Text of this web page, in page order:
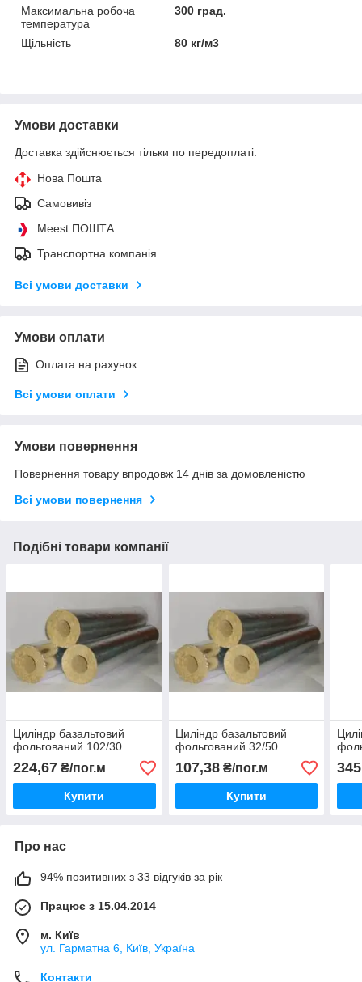
Максимальна робоча
температура
300 град.
Щільність 80 кг/м3
Умови доставки
Доставка здійснюється тільки по передоплаті.
Нова Пошта
Самовивіз
Meest ПОШТА
Транспортна компанія
Всі умови доставки
Умови оплати
Оплата на рахунок
Всі умови оплати
Умови повернення
Повернення товару впродовж 14 днів за домовленістю
Всі умови повернення
Подібні товари компанії
Циліндр базальтовий
фольгований 102/30
224,67 ₴/пог.м
Купити
Циліндр базальтовий
фольгований 32/50
107,38₴/пог.м
Купити
Про нас
94% позитивних з 33 відгуків за рік
Працює з 15.04.2014
м. Київ
ул. Гарматна 6, Київ, Україна
Контакти